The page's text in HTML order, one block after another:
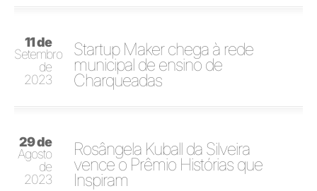
11 de
Setembro
de
2023
Startup Maker chega à rede
municipal de ensino de
Charqueadas
29 de
Agosto
de
2023
Rosângela Kuball da Silveira
vence o Prêmio Histórias que
Inspiram